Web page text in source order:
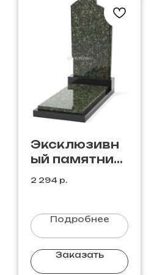
Эксклюзивн
ый памятник
2 294 р.
Подробнее
Заказать